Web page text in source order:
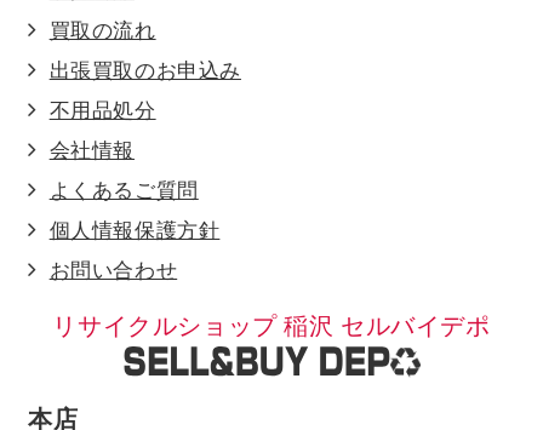
買取の流れ
出張買取のお申込み
不用品処分
会社情報
よくあるご質問
個人情報保護方針
お問い合わせ
リサイクルショップ 稲沢 セルバイデポ
本店